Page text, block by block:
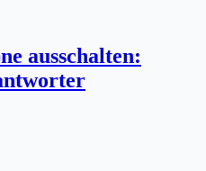
ausschalten: